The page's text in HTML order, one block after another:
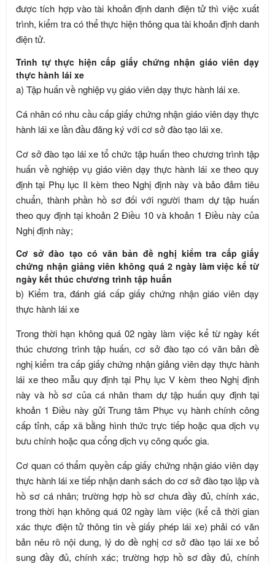
được tích hợp vào tài khoản định danh điện tử thì việc xuất
trình, kiểm tra có thể thực hiện thông qua tài khoản định danh
điện tử.
Trình tự thực hiện cấp giấy chứng nhận giáo viên dạy
thực hành lái xe
a) Tập huấn về nghiệp vụ giáo viên dạy thực hành lái xe.
Cá nhân có nhu cầu cấp giấy chứng nhận giáo viên dạy thực
hành lái xe lần đầu đăng ký với cơ sở đào tạo lái xe.
Cơ sở đào tạo lái xe tổ chức tập huấn theo chương trình tập
huấn về nghiệp vụ giáo viên dạy thực hành lái xe theo quy
định tại Phụ lục II kèm theo Nghị định này và bảo đảm tiêu
chuẩn, thành phần hồ sơ đối với người tham dự tập huấn
theo quy định tại khoản 2 Điều 10 và khoản 1 Điều này của
Nghị định này;
Cơ sở đào tạo có văn bản đề nghị kiểm tra cấp giấy
chứng nhận giảng viên không quá 2 ngày làm việc kể từ
ngày kết thúc chương trình tập huấn
b) Kiểm tra, đánh giá cấp giấy chứng nhận giáo viên dạy
thực hành lái xe
Trong thời hạn không quá 02 ngày làm việc kể từ ngày kết
thúc chương trình tập huấn, cơ sở đào tạo có văn bản đề
nghị kiểm tra cấp giấy chứng nhận giảng viên dạy thực hành
lái xe theo mẫu quy định tại Phụ lục V kèm theo Nghị định
này và hồ sơ của cá nhân tham dự tập huấn quy định tại
khoản 1 Điều này gửi Trung tâm Phục vụ hành chính công
cấp tỉnh, cấp xã bằng hình thức trực tiếp hoặc qua dịch vụ
bưu chính hoặc qua cổng dịch vụ công quốc gia.
Cơ quan có thẩm quyền cấp giấy chứng nhận giáo viên dạy
thực hành lái xe tiếp nhận danh sách do cơ sở đào tạo lập và
hồ sơ cá nhân; trường hợp hồ sơ chưa đầy đủ, chính xác,
trong thời hạn không quá 02 ngày làm việc (kể cả thời gian
xác thực điện tử thông tin về giấy phép lái xe) phải có văn
bản nêu rõ nội dung, lý do đề nghị cơ sở đào tạo lái xe bổ
sung đầy đủ, chính xác; trường hợp hồ sơ đầy đủ, chính